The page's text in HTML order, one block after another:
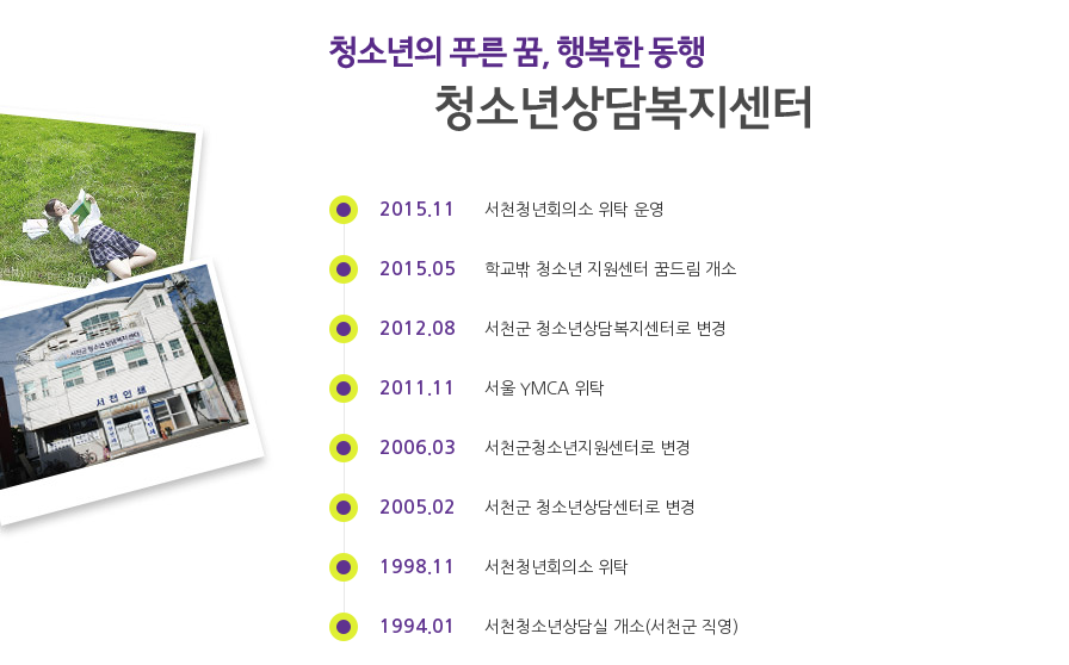
2015.11 서천청년회의소 위탁 운영
2015.05 학교밖 청소년 지원센터 꿈드림 개소
2012.08 서천군 청소년상담복지센터로 변경
2011.11 서울 YMCA 위탁
2006.03 서천군청소년지원센터로 변경
2005.02 서천군 청소년상담센터로 변경
1998.11 서천청년회의소 위탁
1994.01 서천청소년상담실 개소(서천군 직영)